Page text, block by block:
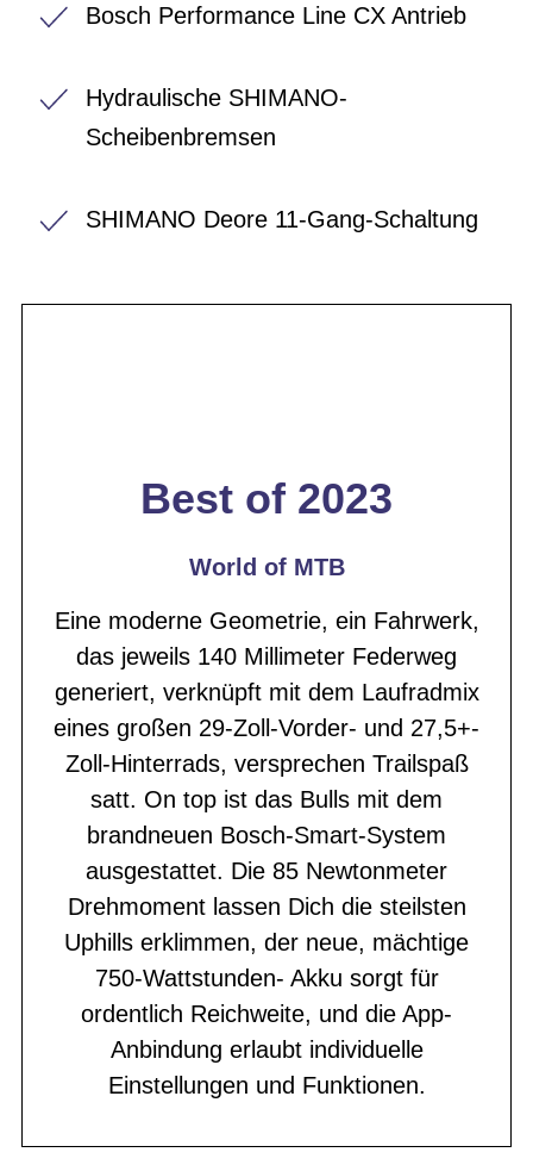
Bosch Performance Line CX Antrieb
Hydraulische SHIMANO-
Scheibenbremsen
SHIMANO Deore 11-Gang-Schaltung
Best of 2023
World of MTB
Eine moderne Geometrie, ein Fahrwerk,
das jeweils 140 Millimeter Federweg
generiert, verknüpft mit dem Laufradmix
eines großen 29-Zoll-Vorder- und 27,5+-
Zoll-Hinterrads, versprechen Trailspaß
satt. On top ist das Bulls mit dem
brandneuen Bosch-Smart-System
ausgestattet. Die 85 Newtonmeter
Drehmoment lassen Dich die steilsten
Uphills erklimmen, der neue, mächtige
750-Wattstunden- Akku sorgt für
ordentlich Reichweite, und die App-
Anbindung erlaubt individuelle
Einstellungen und Funktionen.